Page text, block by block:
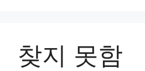
찾지 못함